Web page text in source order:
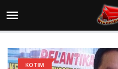
KOTIM